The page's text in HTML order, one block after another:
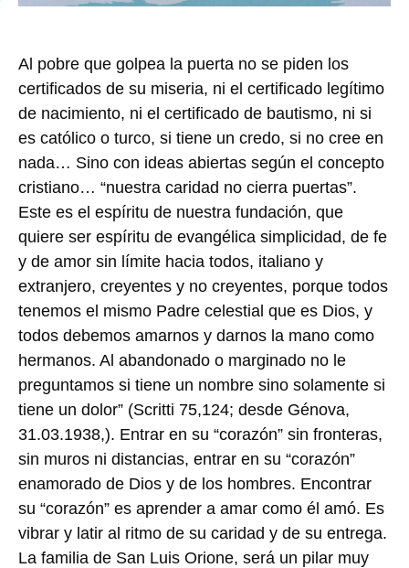
Al pobre que golpea la puerta no se piden los
certificados de su miseria, ni el certificado legítimo
de nacimiento, ni el certificado de bautismo, ni si
es católico o turco, si tiene un credo, si no cree en
nada… Sino con ideas abiertas según el concepto
cristiano… “nuestra caridad no cierra puertas”.
Este es el espíritu de nuestra fundación, que
quiere ser espíritu de evangélica simplicidad, de fe
y de amor sin límite hacia todos, italiano y
extranjero, creyentes y no creyentes, porque todos
tenemos el mismo Padre celestial que es Dios, y
todos debemos amarnos y darnos la mano como
hermanos. Al abandonado o marginado no le
preguntamos si tiene un nombre sino solamente si
tiene un dolor” (Scritti 75,124; desde Génova,
31.03.1938,). Entrar en su “corazón” sin fronteras,
sin muros ni distancias, entrar en su “corazón”
enamorado de Dios y de los hombres. Encontrar
su “corazón” es aprender a amar como él amó. Es
vibrar y latir al ritmo de su caridad y de su entrega.
La familia de San Luis Orione, será un pilar muy